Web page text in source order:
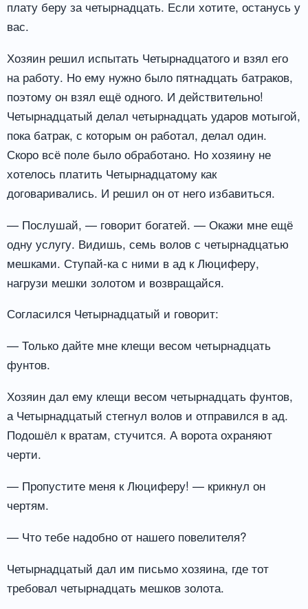
плату беру за четырнадцать. Если хотите, останусь у
вас.
Хозяин решил испытать Четырнадцатого и взял его
на работу. Но ему нужно было пятнадцать батраков,
поэтому он взял ещё одного. И действительно!
Четырнадцатый делал четырнадцать ударов мотыгой,
пока батрак, с которым он работал, делал один.
Скоро всё поле было обработано. Но хозяину не
хотелось платить Четырнадцатому как
договаривались. И решил он от него избавиться.
— Послушай, — говорит богатей. — Окажи мне ещё
одну услугу. Видишь, семь волов с четырнадцатью
мешками. Ступай-ка с ними в ад к Люциферу,
нагрузи мешки золотом и возвращайся.
Согласился Четырнадцатый и говорит:
— Только дайте мне клещи весом четырнадцать
фунтов.
Хозяин дал ему клещи весом четырнадцать фунтов,
а Четырнадцатый стегнул волов и отправился в ад.
Подошёл к вратам, стучится. А ворота охраняют
черти.
— Пропустите меня к Люциферу! — крикнул он
чертям.
— Что тебе надобно от нашего повелителя?
Четырнадцатый дал им письмо хозяина, где тот
требовал четырнадцать мешков золота.